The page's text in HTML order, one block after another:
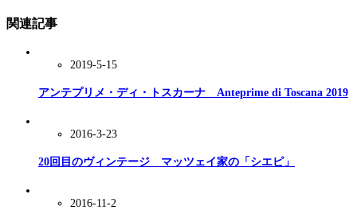
関連記事
2019-5-15
アンテプリメ・ディ・トスカーナ Anteprime di Toscana 2019
2016-3-23
20回目のヴィンテージ マッツェイ家の「シエピ」
2016-11-2